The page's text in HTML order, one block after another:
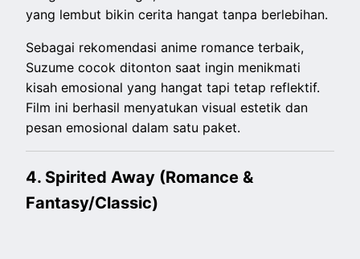
yang lembut bikin cerita hangat tanpa berlebihan.
Sebagai rekomendasi anime romance terbaik,
Suzume cocok ditonton saat ingin menikmati
kisah emosional yang hangat tapi tetap reflektif.
Film ini berhasil menyatukan visual estetik dan
pesan emosional dalam satu paket.
4. Spirited Away (Romance &
Fantasy/Classic)